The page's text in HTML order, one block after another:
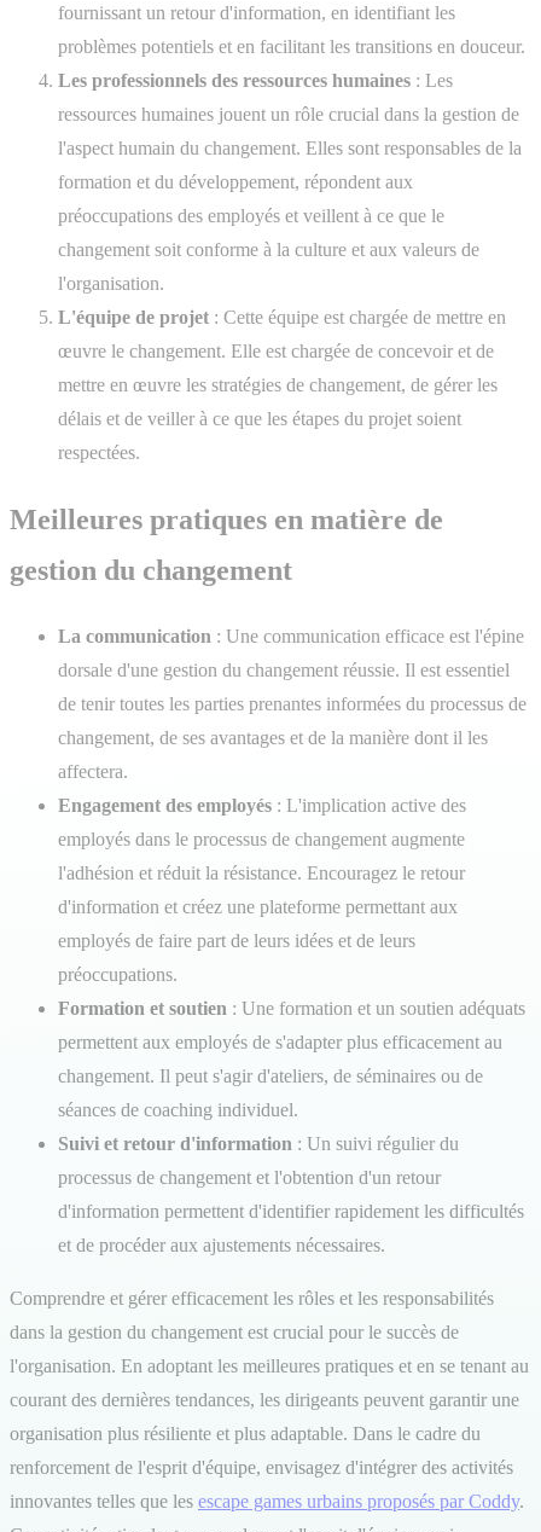
fournissant un retour d'information, en identifiant les
problèmes potentiels et en facilitant les transitions en douceur.
Les professionnels des ressources humaines : Les
ressources humaines jouent un rôle crucial dans la gestion de
l'aspect humain du changement. Elles sont responsables de la
formation et du développement, répondent aux
préoccupations des employés et veillent à ce que le
changement soit conforme à la culture et aux valeurs de
l'organisation.
L'équipe de projet : Cette équipe est chargée de mettre en
œuvre le changement. Elle est chargée de concevoir et de
mettre en œuvre les stratégies de changement, de gérer les
délais et de veiller à ce que les étapes du projet soient
respectées.
Meilleures pratiques en matière de
gestion du changement
La communication : Une communication efficace est l'épine
dorsale d'une gestion du changement réussie. Il est essentiel
de tenir toutes les parties prenantes informées du processus de
changement, de ses avantages et de la manière dont il les
affectera.
Engagement des employés : L'implication active des
employés dans le processus de changement augmente
l'adhésion et réduit la résistance. Encouragez le retour
d'information et créez une plateforme permettant aux
employés de faire part de leurs idées et de leurs
préoccupations.
Formation et soutien : Une formation et un soutien adéquats
permettent aux employés de s'adapter plus efficacement au
changement. Il peut s'agir d'ateliers, de séminaires ou de
séances de coaching individuel.
Suivi et retour d'information : Un suivi régulier du
processus de changement et l'obtention d'un retour
d'information permettent d'identifier rapidement les difficultés
et de procéder aux ajustements nécessaires.
Comprendre et gérer efficacement les rôles et les responsabilités
dans la gestion du changement est crucial pour le succès de
l'organisation. En adoptant les meilleures pratiques et en se tenant au
courant des dernières tendances, les dirigeants peuvent garantir une
organisation plus résiliente et plus adaptable. Dans le cadre du
renforcement de l'esprit d'équipe, envisagez d'intégrer des activités
innovantes telles que les escape games urbains proposés par Coddy.